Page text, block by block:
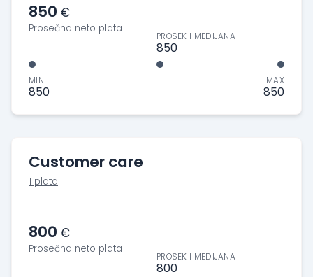
850 €
Prosečna neto plata
MIN
850
PROSEK I MEDIJANA
850
MAX
850
Customer care
1 plata
800 €
Prosečna neto plata
PROSEK I MEDIJANA
800